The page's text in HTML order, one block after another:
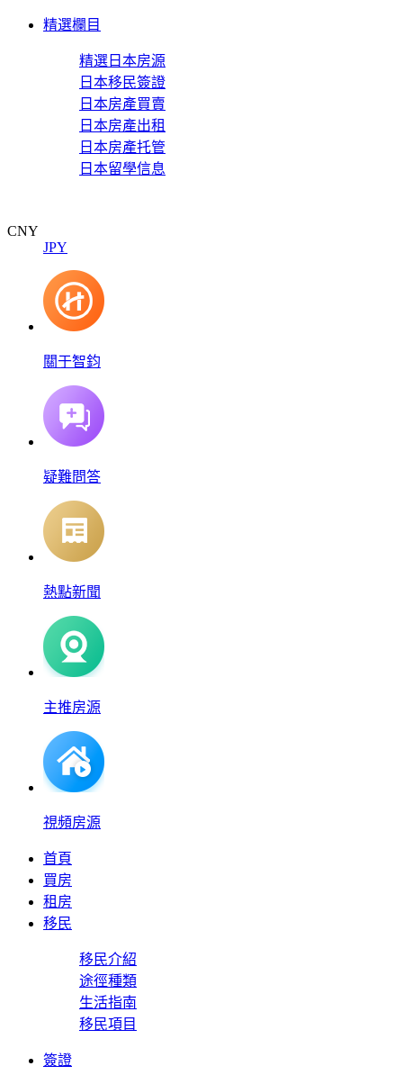
精選欄目
精選日本房源
日本移民簽證
日本房產買賣
日本房產出租
日本房產托管
日本留學信息
CNY
JPY
關于智鈞
疑難問答
熱點新聞
主推房源
視頻房源
首頁
買房
租房
移民
移民介紹
途徑種類
生活指南
移民項目
簽證